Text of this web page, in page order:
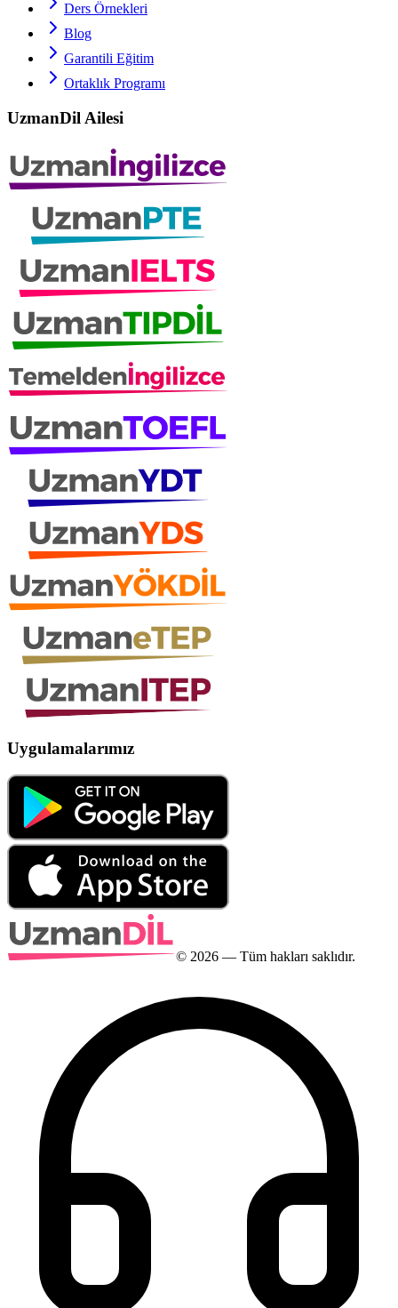
Ders Örnekleri
Blog
Garantili Eğitim
Ortaklık Programı
UzmanDil Ailesi
Uygulamalarımız
© 2026 — Tüm hakları saklıdır.